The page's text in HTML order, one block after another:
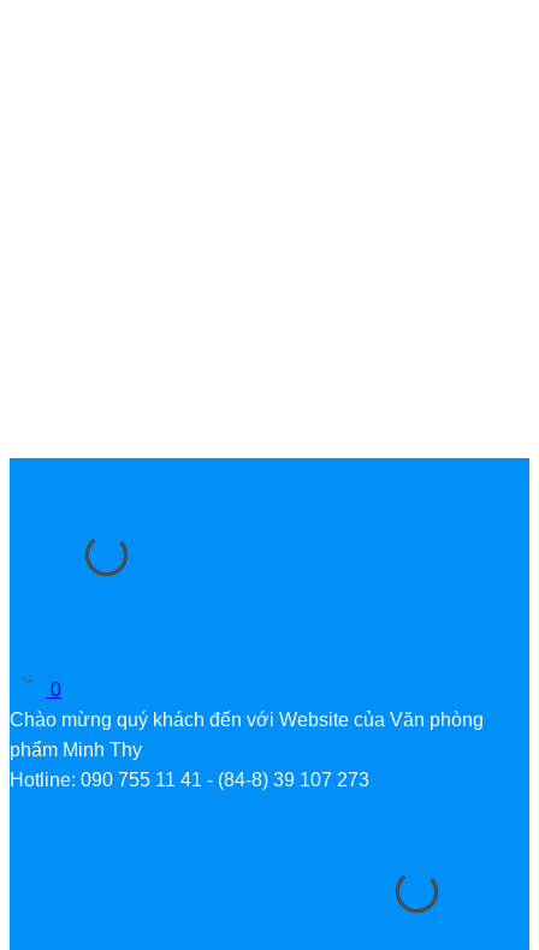
0
Chào mừng quý khách đến với Website của Văn phòng
phẩm Minh Thy
Hotline: 090 755 11 41 - (84-8) 39 107 273